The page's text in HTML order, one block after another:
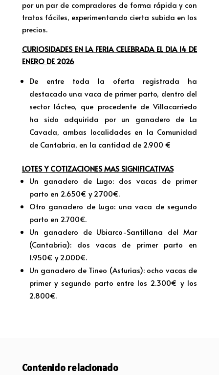
por un par de compradores de forma rápida y con
tratos fáciles, experimentando cierta subida en los
precios.
CURIOSIDADES EN LA FERIA CELEBRADA EL DIA 14 DE
ENERO DE 2026
De entre toda la oferta registrada ha
destacado una vaca de primer parto, dentro del
sector lácteo, que procedente de Villacarriedo
ha sido adquirida por un ganadero de La
Cavada, ambas localidades en la Comunidad
de Cantabria, en la cantidad de 2.900 €
LOTES Y COTIZACIONES MAS SIGNIFICATIVAS
Un ganadero de Lugo: dos vacas de primer
parto en 2.650€ y 2.700€.
Otro ganadero de Lugo: una vaca de segundo
parto en 2.700€.
Un ganadero de Ubiarco-Santillana del Mar
(Cantabria): dos vacas de primer parto en
1.950€ y 2.000€.
Un ganadero de Tineo (Asturias): ocho vacas de
primer y segundo parto entre los 2.300€ y los
2.800€.
Contenido relacionado